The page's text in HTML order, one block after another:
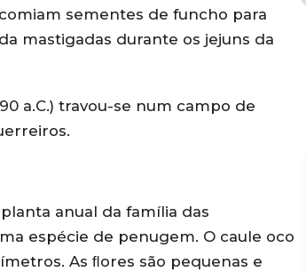
sementes de funcho para
mastigadas durante os jejuns da
a.C.) travou-se num campo de
anual da família das
espécie de penugem. O caule oco
As ﬂores são pequenas e